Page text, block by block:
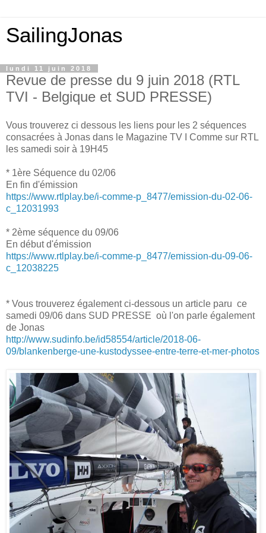
SailingJonas
lundi 11 juin 2018
Revue de presse du 9 juin 2018 (RTL
TVI - Belgique et SUD PRESSE)
Vous trouverez ci dessous les liens pour les 2 séquences
consacrées à Jonas dans le Magazine TV I Comme sur RTL
les samedi soir à 19H45
* 1ère Séquence du 02/06
En fin d'émission
https://www.rtlplay.be/i-comme-p_8477/emission-du-02-06-
c_12031993
* 2ème séquence du 09/06
En début d'émission
https://www.rtlplay.be/i-comme-p_8477/emission-du-09-06-
c_12038225
* Vous trouverez également ci-dessous un article paru ce
samedi 09/06 dans SUD PRESSE où l'on parle également
de Jonas
http://www.sudinfo.be/id58554/article/2018-06-
09/blankenberge-une-kustodyssee-entre-terre-et-mer-photos